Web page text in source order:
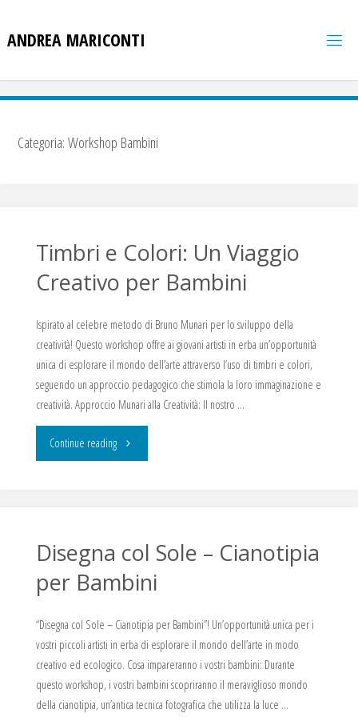
contenuto
ANDREA MARICONTI
Categoria:Workshop Bambini
Timbri e Colori: Un Viaggio
Creativo per Bambini
Ispirato al celebre metodo di Bruno Munari per lo sviluppo della
creatività! Questo workshop offre ai giovani artisti in erba un’opportunità
unica di esplorare il mondo dell’arte attraverso l’uso di timbri e colori,
seguendo un approccio pedagogico che stimola la loro immaginazione e
creatività. Approccio Munari alla Creatività: Il nostro …
Continue reading"Timbri
Un
Viaggio
per
Bambini"
Disegna col Sole – Cianotipia
per Bambini
“Disegna col Sole – Cianotipia per Bambini”! Un’opportunità unica per i
vostri piccoli artisti in erba di esplorare il mondo dell’arte in modo
creativo ed ecologico. Cosa impareranno i vostri bambini: Durante
questo workshop, i vostri bambini scopriranno il meraviglioso mondo
della cianotipia, un’antica tecnica fotografica che utilizza la luce …